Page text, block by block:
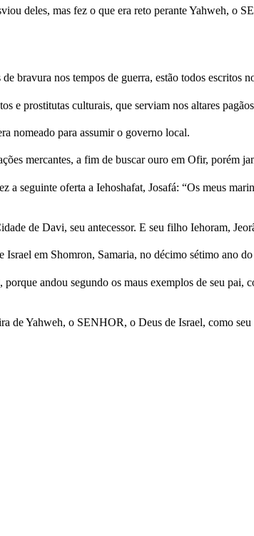
deles, mas fez o que era reto perante Yahweh, o
bravura nos tempos de guerra, estão todos escritos
e prostitutas culturais, que serviam nos altares
nomeado para assumir o governo local.
mercantes, a fim de buscar ouro em Ofir, porém
seguinte oferta a Iehoshafat, Josafá: “Os meus
de Davi, seu antecessor. E seu filho Iehoram,
em Shomron, Samaria, no décimo sétimo ano
andou segundo os maus exemplos de seu pai,
de Yahweh, o SENHOR, o Deus de Israel, como